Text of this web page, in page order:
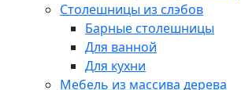
Столешницы из слэбов
Барные столешницы
Для ванной
Для кухни
Мебель из массива дерева